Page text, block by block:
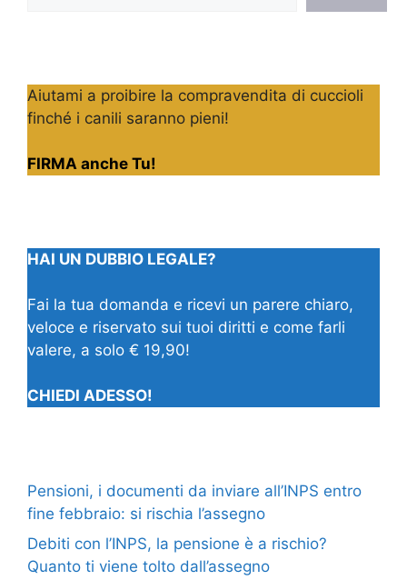
Aiutami a proibire la compravendita di cuccioli
finché i canili saranno pieni!
FIRMA anche Tu!
HAI UN DUBBIO LEGALE?
Fai la tua domanda e ricevi un parere chiaro,
veloce e riservato sui tuoi diritti e come farli
valere, a solo € 19,90!
CHIEDI ADESSO!
Pensioni, i documenti da inviare all’INPS entro
fine febbraio: si rischia l’assegno
Debiti con l’INPS, la pensione è a rischio?
Quanto ti viene tolto dall’assegno